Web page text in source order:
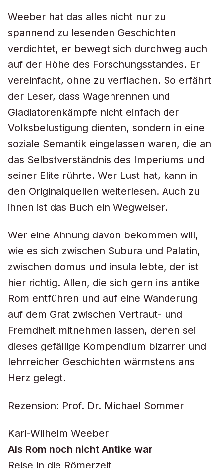
Weeber hat das alles nicht nur zu
spannend zu lesenden Geschichten
verdichtet, er bewegt sich durchweg auch
auf der Höhe des Forschungsstandes. Er
vereinfacht, ohne zu verflachen. So erfährt
der Leser, dass Wagenrennen und
Gladiatorenkämpfe nicht einfach der
Volksbelustigung dienten, sondern in eine
soziale Semantik eingelassen waren, die an
das Selbstverständnis des Imperiums und
seiner Elite rührte. Wer Lust hat, kann in
den Originalquellen weiterlesen. Auch zu
ihnen ist das Buch ein Wegweiser.
Wer eine Ahnung davon bekommen will,
wie es sich zwischen Subura und Palatin,
zwischen domus und insula lebte, der ist
hier richtig. Allen, die sich gern ins antike
Rom entführen und auf eine Wanderung
auf dem Grat zwischen Vertraut- und
Fremdheit mitnehmen lassen, denen sei
dieses gefällige Kompendium bizarrer und
lehrreicher Geschichten wärmstens ans
Herz gelegt.
Rezension: Prof. Dr. Michael Sommer
Karl-Wilhelm Weeber
Als Rom noch nicht Antike war
Reise in die Römerzeit